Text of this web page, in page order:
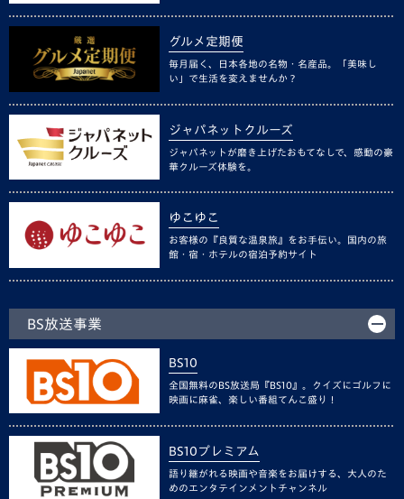
グルメ定期便
毎月届く、日本各地の名物・名産品。「美味し
い」で生活を変えませんか？
ジャパネットクルーズ
ジャパネットが磨き上げたおもてなしで、感動の豪
華クルーズ体験を。
ゆこゆこ
お客様の『良質な温泉旅』をお手伝い。国内の旅
館・宿・ホテルの宿泊予約サイト
BS放送事業
BS10
全国無料のBS放送局『BS10』。クイズにゴルフに
映画に麻雀、楽しい番組てんこ盛り！
BS10プレミアム
語り継がれる映画や音楽をお届けする、大人のた
めのエンタテインメントチャンネル